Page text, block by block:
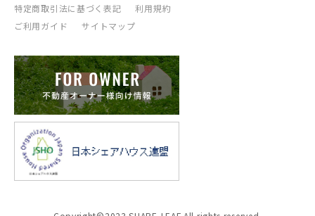
特定商取引法に基づく表記
利用規約
ご利用ガイド
サイトマップ